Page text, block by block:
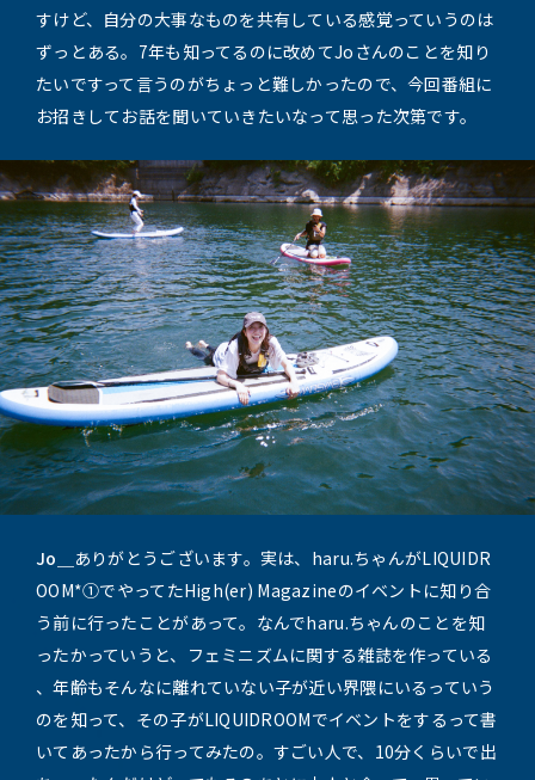
すけど、自分の大事なものを共有している感覚っていうのは
ずっとある。7年も知ってるのに改めてJoさんのことを知り
たいですって言うのがちょっと難しかったので、今回番組に
お招きしてお話を聞いていきたいなって思った次第です。
Jo＿
ありがとうございます。実は、haru.ちゃんがLIQUIDR
OOM*①でやってたHigh(er) Magazineのイベントに知り合
う前に行ったことがあって。なんでharu.ちゃんのことを知
ったかっていうと、フェミニズムに関する雑誌を作っている
、年齢もそんなに離れていない子が近い界隈にいるっていう
のを知って、その子がLIQUIDROOMでイベントをするって書
いてあったから行ってみたの。すごい人で、10分くらいで出